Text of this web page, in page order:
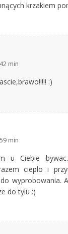
krzakiem
min
:)
min
u Ciebie
cieplo i
wyprobowania.
do tylu :)